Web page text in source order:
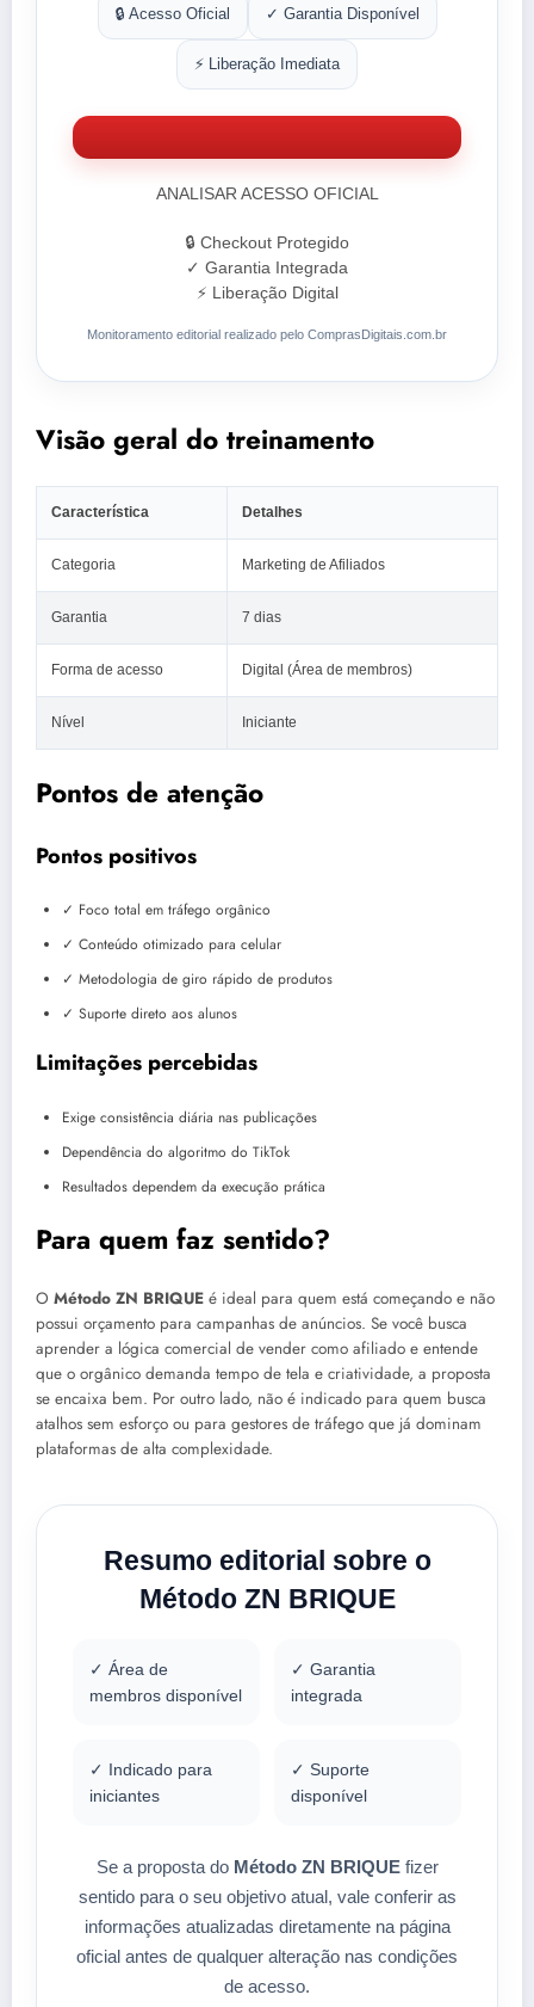
🔒 Acesso Oficial ✓ Garantia Disponível
⚡ Liberação Imediata
ANALISAR ACESSO OFICIAL
🔒 Checkout Protegido
✓ Garantia Integrada
⚡ Liberação Digital
Monitoramento editorial realizado pelo ComprasDigitais.com.br
Visão geral do treinamento
Característica Detalhes
Categoria Marketing de Afiliados
Garantia 7 dias
Forma de acesso Digital (Área de membros)
Nível Iniciante
Pontos de atenção
Pontos positivos
✓ Foco total em tráfego orgânico
✓ Conteúdo otimizado para celular
✓ Metodologia de giro rápido de produtos
✓ Suporte direto aos alunos
Limitações percebidas
Exige consistência diária nas publicações
Dependência do algoritmo do TikTok
Resultados dependem da execução prática
Para quem faz sentido?
O Método ZN BRIQUE é ideal para quem está começando e não
possui orçamento para campanhas de anúncios. Se você busca
aprender a lógica comercial de vender como afiliado e entende
que o orgânico demanda tempo de tela e criatividade, a proposta
se encaixa bem. Por outro lado, não é indicado para quem busca
atalhos sem esforço ou para gestores de tráfego que já dominam
plataformas de alta complexidade.
Resumo editorial sobre o
Método ZN BRIQUE
✓ Área de
membros disponível
✓ Garantia
integrada
✓ Indicado para
iniciantes
✓ Suporte
disponível
Se a proposta do Método ZN BRIQUEfizer
sentido para o seu objetivo atual, vale conferir as
informações atualizadas diretamente na página
oficial antes de qualquer alteração nas condições
de acesso.